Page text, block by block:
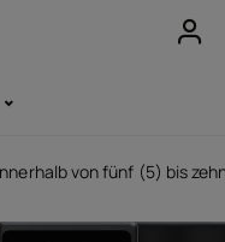
phones
von fünf (5) bis